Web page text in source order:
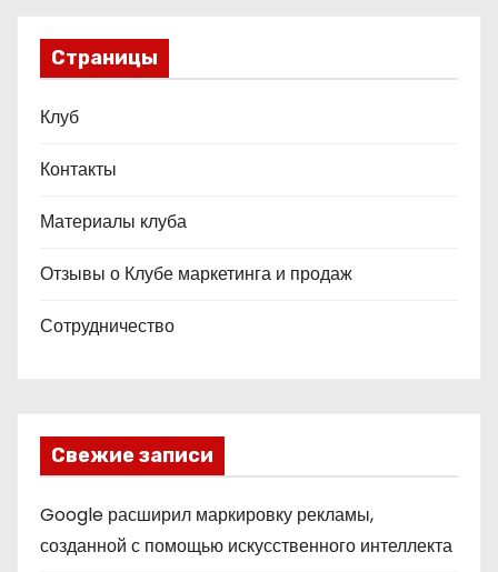
Страницы
Клуб
Контакты
Материалы клуба
Отзывы о Клубе маркетинга и продаж
Сотрудничество
Свежие записи
Google расширил маркировку рекламы,
созданной с помощью искусственного интеллекта